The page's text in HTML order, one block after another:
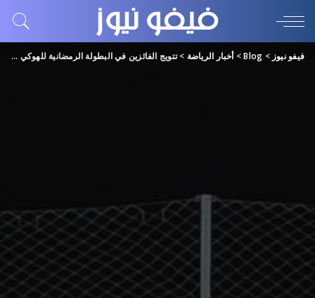
فيفو نيوز >
Blog
>أخبار الرياضة >تتويج الفائزين في البطولة الرمضانية للهوكي الخماسي بالشارقة